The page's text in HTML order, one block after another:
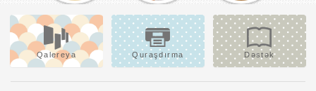
Qalereya Quraşdırma Dəstək